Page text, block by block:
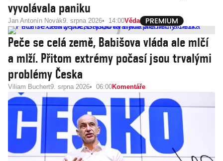
vyvolávala paniku
Jan Antonín Novák9. srpna 2026 14:00Věda
Peče se celá země, Babišova vláda ale mlčí
a mlží. Přitom extrémy počasí jsou trvalými
problémy Česka
Viliam Buchert9. srpna 2026 06:00Komentáře